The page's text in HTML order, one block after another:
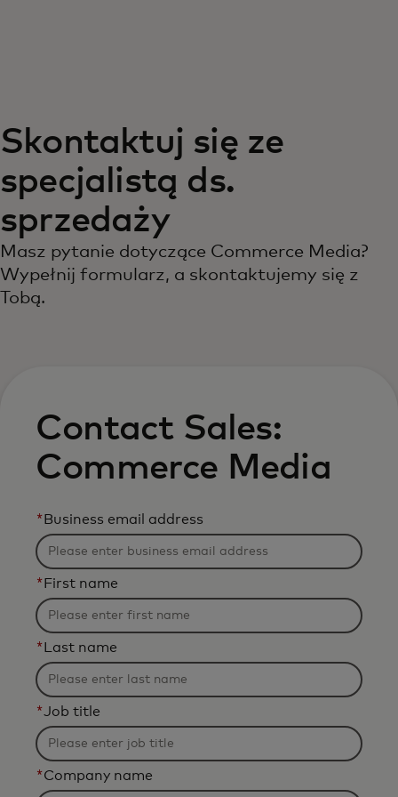
Dla świata
Dla innowatorów
Aktualności i trendy
Skontaktuj się ze
specjalistą ds.
sprzedaży
Masz pytanie dotyczące Commerce Media?
Wypełnij formularz, a skontaktujemy się z
Tobą.
Contact Sales:
Commerce Media
* Business email address
* First name
* Last name
*Job title
*Company name